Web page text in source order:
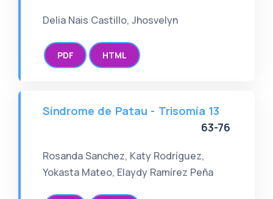
Delia Nais Castillo, Jhosvelyn
PDF HTML
Síndrome de Patau - Trisomía 13
63-76
Rosanda Sanchez, Katy Rodríguez,
Yokasta Mateo, Elaydy Ramírez Peña